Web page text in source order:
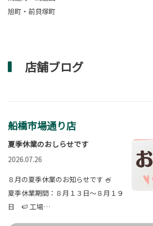
旭町・前貝塚町
店舗ブログ
船橋市場通り店
夏季休業のおしらせです
2026.07.26
８月の夏季休業のお知らせです 🍧
夏季休業期間：８月１３日～８月１９
日 🍉 工場…